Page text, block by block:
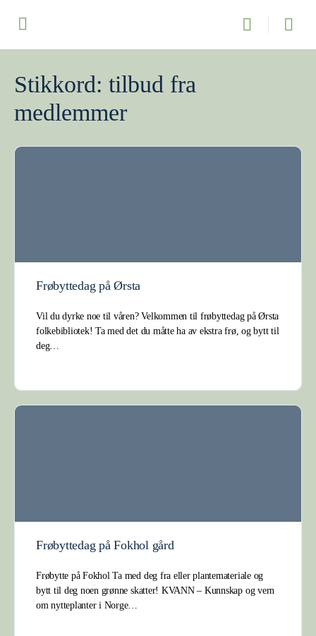
Stikkord: tilbud fra
medlemmer
Frøbyttedag på Ørsta
Vil du dyrke noe til våren? Velkommen til frøbyttedag på Ørsta
folkebibliotek! Ta med det du måtte ha av ekstra frø, og bytt til
deg…
Frøbyttedag på Fokhol gård
Frøbytte på Fokhol Ta med deg fra eller plantemateriale og
bytt til deg noen grønne skatter! KVANN – Kunnskap og vern
om nytteplanter i Norge…